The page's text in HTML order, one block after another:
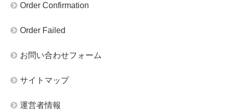
Order Confirmation
Order Failed
お問い合わせフォーム
サイトマップ
運営者情報